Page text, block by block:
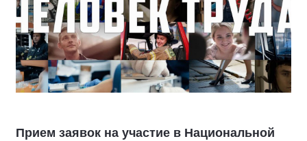
Прием заявок на участие в Национальной